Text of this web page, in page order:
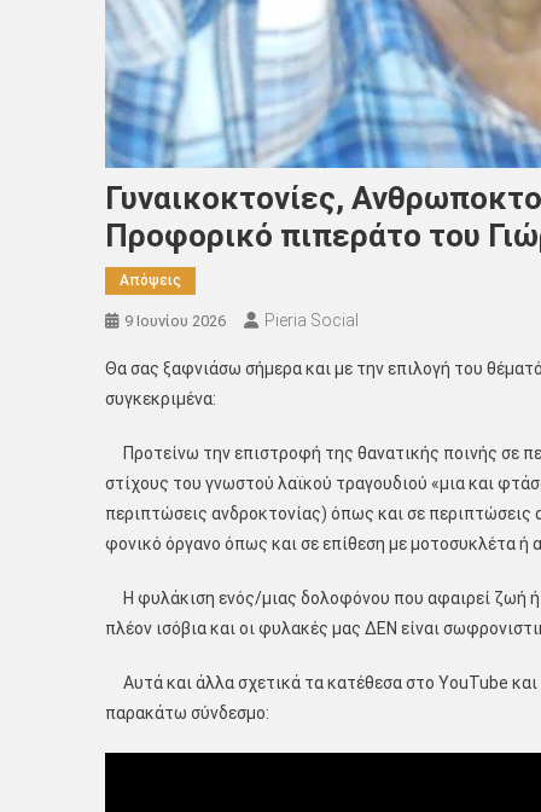
Γυναικοκτονίες,
Προφορικό πιπεράτο του
Απόψεις
9 Ιουνίου 2026 Pieria Social
Θα σας ξαφνιάσω σήμερα και με την επιλογή του
συγκεκριμένα:
Προτείνω την επιστροφή της θανατικής ποινής σε
στίχους του γνωστού λαϊκού τραγουδιού «μια και
περιπτώσεις ανδροκτονίας) όπως και σε
φονικό όργανο όπως και σε επίθεση με μοτοσυκλέτα ή
Η φυλάκιση ενός/μιας δολοφόνου που αφαιρεί ζωή ή
πλέον ισόβια και οι φυλακές μας ΔΕΝ είναι
Αυτά και άλλα σχετικά τα κατέθεσα στο YouTube
παρακάτω σύνδεσμο: